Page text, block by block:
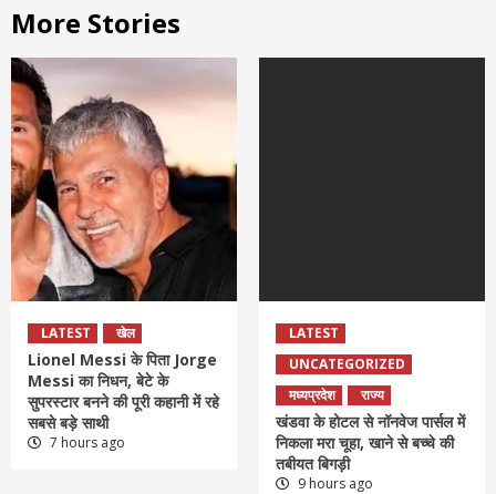
More Stories
LATEST खेल
Lionel Messi के पिता Jorge
Messi का निधन, बेटे के
सुपरस्टार बनने की पूरी कहानी में रहे
सबसे बड़े साथी
7 hours ago
LATEST
UNCATEGORIZED
मध्यप्रदेश
राज्य
खंडवा के होटल से नॉनवेज पार्सल में
निकला मरा चूहा, खाने से बच्चे की
तबीयत बिगड़ी
9 hours ago